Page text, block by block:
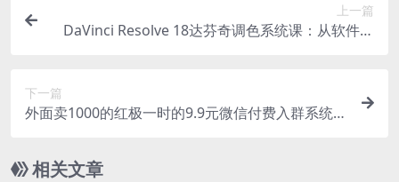
上一篇
DaVinci Resolve 18达芬奇调色系统课：从软件操
下一篇
外面卖1000的红极一时的9.9元微信付费入群系统：
相关文章